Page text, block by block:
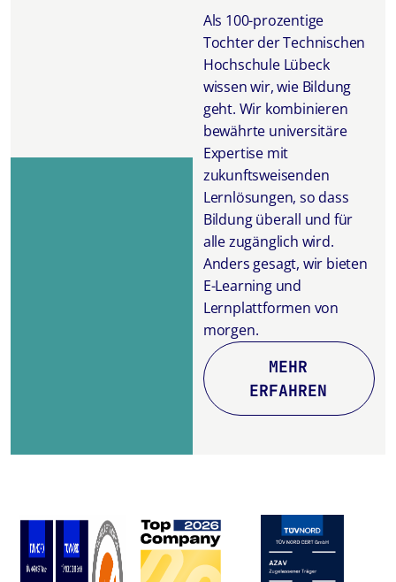
Als 100-prozentige
Tochter der Technischen
Hochschule Lübeck
wissen wir, wie Bildung
geht. Wir kombinieren
bewährte universitäre
Expertise mit
zukunftsweisenden
Lernlösungen, so dass
Bildung überall und für
alle zugänglich wird.
Anders gesagt, wir bieten
E-Learning und
Lernplattformen von
morgen.
MEHR
ERFAHREN